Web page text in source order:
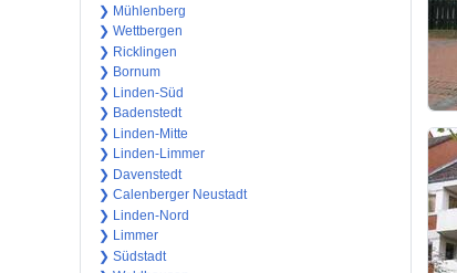
❯ Mühlenberg
❯ Wettbergen
❯ Ricklingen
❯ Bornum
❯ Linden-Süd
❯ Badenstedt
❯ Linden-Mitte
❯ Linden-Limmer
❯ Davenstedt
❯ Calenberger Neustadt
❯ Linden-Nord
❯ Limmer
❯ Südstadt